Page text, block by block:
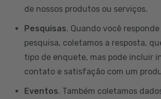
de nossos produtos ou serviços.
Pesquisas. Quando você
pesquisa, coletamos a resposta,
tipo de enquete, mas pode incluir
contato e satisfação com um
Eventos. Também coletamos